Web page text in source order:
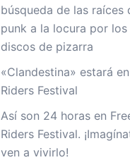
búsqueda de las raíces
punk a la locura por los
discos de pizarra
«Clandestina» estará
Riders Festival
Así son 24 horas en
Riders Festival.
ven a vivirlo!